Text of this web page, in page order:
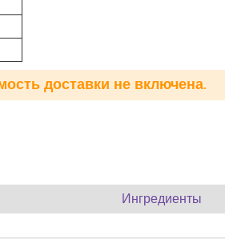
доставки не включена.
Ингредиенты